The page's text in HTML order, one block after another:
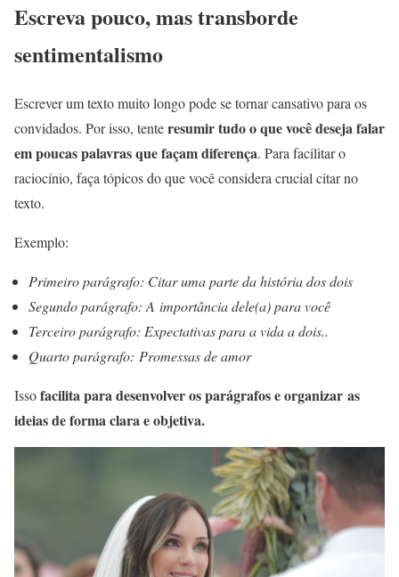
Escreva pouco, mas transborde
sentimentalismo
Escrever um texto muito longo pode se tornar cansativo para os
convidados. Por isso, tenteresumir tudo o que você deseja falar
em poucas palavras que façam diferença. Para facilitar o
raciocínio, faça tópicos do que você considera crucial citar no
texto.
Exemplo:
Primeiro parágrafo: Citar uma parte da história dos dois
Segundo parágrafo: A importância dele(a) para você
Terceiro parágrafo: Expectativas para a vida a dois..
Quarto parágrafo: Promessas de amor
Issofacilita paradesenvolver os parágrafos e organizar as
ideias de forma clara e objetiva.